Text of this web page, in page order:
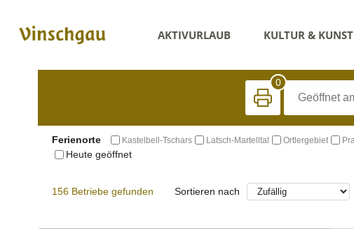
AKTIVURLAUB KULTUR & KUNST